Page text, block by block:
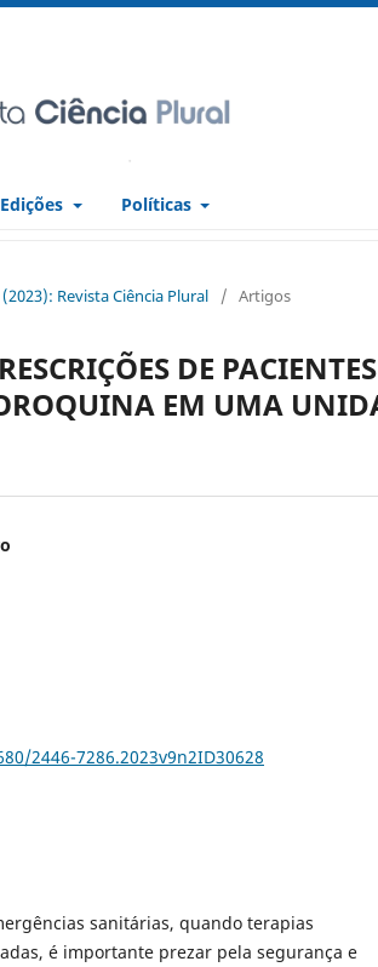
Edições Políticas
Revista Ciência Plural / Artigos
DE
EM UMA
2446-7286.2023v9n2ID30628
sanitárias, quando terapias
é importante prezar pela segurança e